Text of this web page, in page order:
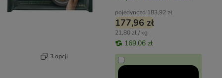
3 opcji
pojedynczo 183,92 zł
177,96 zł
21,80 zł / kg
169,06 zł